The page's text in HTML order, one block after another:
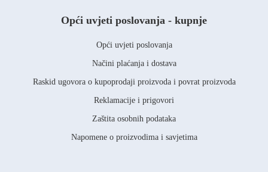
Opći uvjeti poslovanja - kupnje
Opći uvjeti poslovanja
Načini plaćanja i dostava
Raskid ugovora o kupoprodaji proizvoda i povrat proizvoda
Reklamacije i prigovori
Zaštita osobnih podataka
Napomene o proizvodima i savjetima